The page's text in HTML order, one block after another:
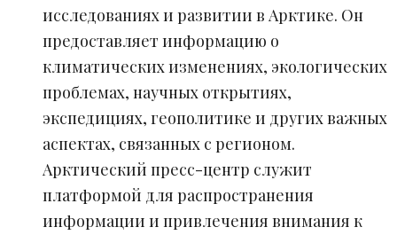
исследованиях и развитии в Арктике. Он
предоставляет информацию о
климатических изменениях, экологических
проблемах, научных открытиях,
экспедициях, геополитике и других важных
аспектах, связанных с регионом.
Арктический пресс-центр служит
платформой для распространения
информации и привлечения внимания к